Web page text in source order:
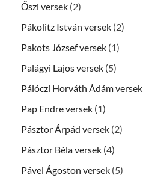
Őszi versek (2)
Pákolitz István versek (2)
Pakots József versek (1)
Palágyi Lajos versek (5)
Pálóczi Horváth Ádám versek
Pap Endre versek (1)
Pásztor Árpád versek (2)
Pásztor Béla versek (4)
Pável Ágoston versek (5)